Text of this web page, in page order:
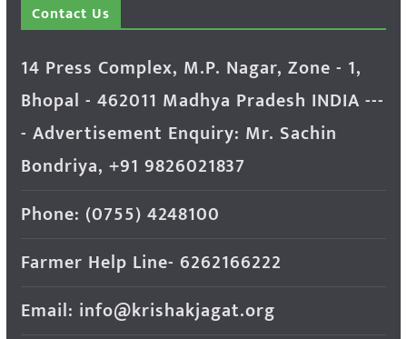
Contact Us
14 Press Complex, M.P. Nagar, Zone - 1,
Bhopal - 462011 Madhya Pradesh INDIA ---
- Advertisement Enquiry: Mr. Sachin
Bondriya, +91 9826021837
Phone: (0755) 4248100
Farmer Help Line- 6262166222
Email: info@krishakjagat.org